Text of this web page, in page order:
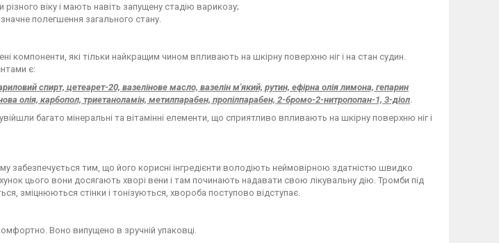
віку і мають навіть запущену стадію варикозу;
полегшення загального стану.
компоненти, які тільки найкращим чином впливають на шкірну поверхню ніг і на стан судин.
є:
спирт, цетеарет-20, вазелінове масло, вазелін м'який, рутин, ефірна олія лимона, гепарин
олія, карбопол, триетаноламін, метилпарабен, пропілпарабен, 2-бромо-2-нитропопан-1, 3-діол
багато мінеральні та вітамінні елементи, що сприятливо впливають на шкірну поверхню ніг і
забезпечується тим, що його корисні інгредієнти володіють неймовірною здатністю швидко
цього вони досягають хворі вени і там починають надавати свою лікувальну дію. Тромби під
зміцнюються стінки і тонізуються, хвороба поступово відступає.
Воно випущено в зручній упаковці.